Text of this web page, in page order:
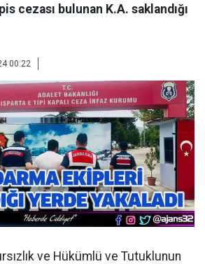
cezası bulunan K.A. saklandığı
00:22
ve Hükümlü ve Tutuklunun